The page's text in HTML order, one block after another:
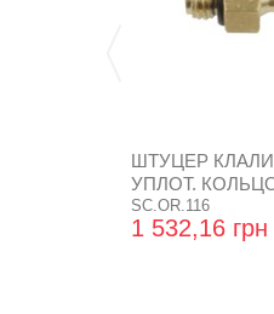
ШТУЦЕР
УПЛОТ.
SC.OR.116
1 532,16 грн